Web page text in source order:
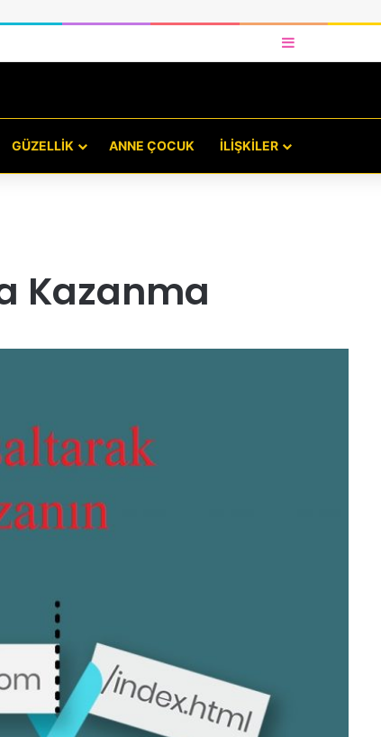
Kenar Bölmesi
GÜZELLIK ANNE ÇOCUK İLIŞKILER
Kazanma